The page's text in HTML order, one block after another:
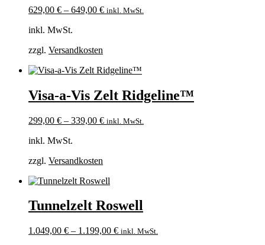
629,00 € – 649,00 € inkl. MwSt.
inkl. MwSt.
zzgl. Versandkosten
Visa-a-Vis Zelt Ridgeline™
299,00 € – 339,00 € inkl. MwSt.
inkl. MwSt.
zzgl. Versandkosten
Tunnelzelt Roswell
1.049,00 € – 1.199,00 € inkl. MwSt.